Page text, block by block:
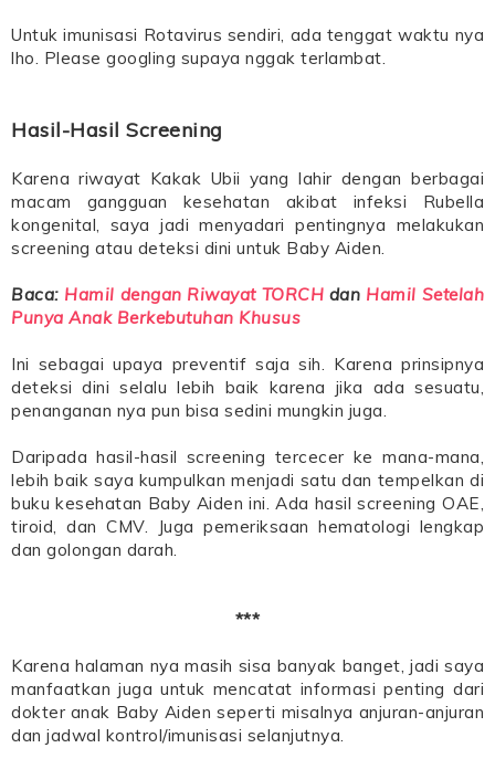
Untuk imunisasi Rotavirus sendiri, ada tenggat waktu nya
lho. Please googling supaya nggak terlambat.
Hasil-Hasil Screening
Karena riwayat Kakak Ubii yang lahir dengan berbagai
macam gangguan kesehatan akibat infeksi Rubella
kongenital, saya jadi menyadari pentingnya melakukan
screening atau deteksi dini untuk Baby Aiden.
Baca: Hamil dengan Riwayat TORCH dan Hamil Setelah
Punya Anak Berkebutuhan Khusus
Ini sebagai upaya preventif saja sih. Karena prinsipnya
deteksi dini selalu lebih baik karena jika ada sesuatu,
penanganan nya pun bisa sedini mungkin juga.
Daripada hasil-hasil screening tercecer ke mana-mana,
lebih baik saya kumpulkan menjadi satu dan tempelkan di
buku kesehatan Baby Aiden ini. Ada hasil screening OAE,
tiroid, dan CMV. Juga pemeriksaan hematologi lengkap
dan golongan darah.
***
Karena halaman nya masih sisa banyak banget, jadi saya
manfaatkan juga untuk mencatat informasi penting dari
dokter anak Baby Aiden seperti misalnya anjuran-anjuran
dan jadwal kontrol/imunisasi selanjutnya.